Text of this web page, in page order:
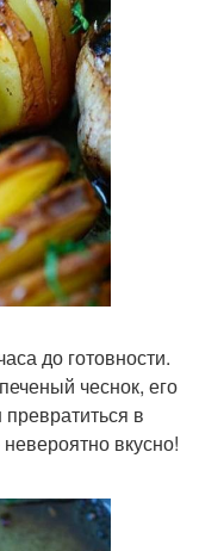
до готовности.
чеснок, его
в
вкусно!